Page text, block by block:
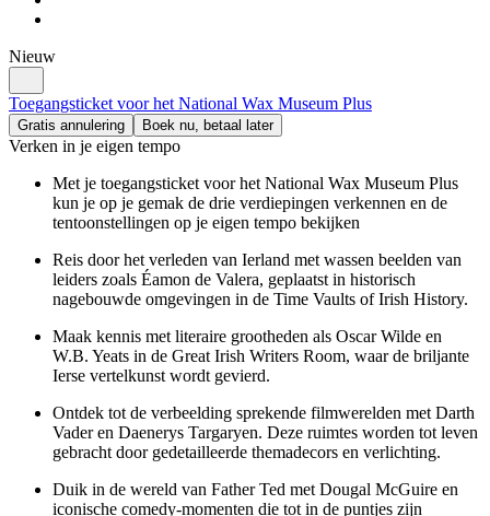
Nieuw
Toegangsticket voor het National Wax Museum Plus
Gratis annulering Boek nu, betaal later
Verken in je eigen tempo
Met je toegangsticket voor het National Wax Museum Plus
kun je op je gemak de drie verdiepingen verkennen en de
tentoonstellingen op je eigen tempo bekijken
Reis door het verleden van Ierland met wassen beelden van
leiders zoals Éamon de Valera, geplaatst in historisch
nagebouwde omgevingen in de Time Vaults of Irish History.
Maak kennis met literaire grootheden als Oscar Wilde en
W.B. Yeats in de Great Irish Writers Room, waar de briljante
Ierse vertelkunst wordt gevierd.
Ontdek tot de verbeelding sprekende filmwerelden met Darth
Vader en Daenerys Targaryen. Deze ruimtes worden tot leven
gebracht door gedetailleerde themadecors en verlichting.
Duik in de wereld van Father Ted met Dougal McGuire en
iconische comedy-momenten die tot in de puntjes zijn